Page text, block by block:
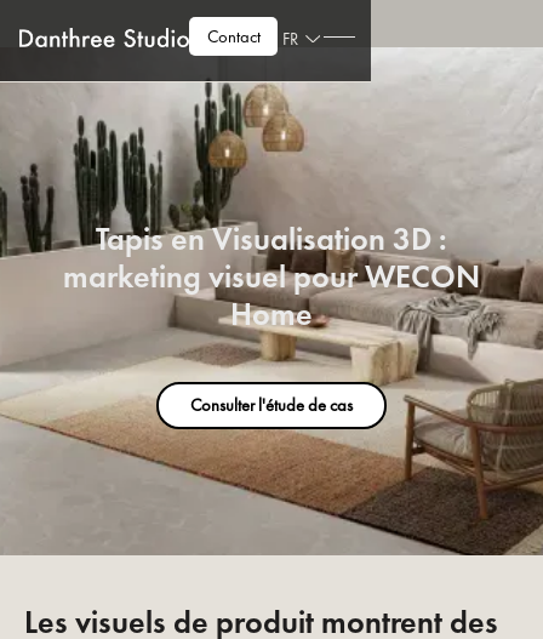
Contact FR
Tapis en Visualisation 3D :
marketing visuel pour WECON
Home
Consulter l'étude de cas
Les visuels de produit montrent des